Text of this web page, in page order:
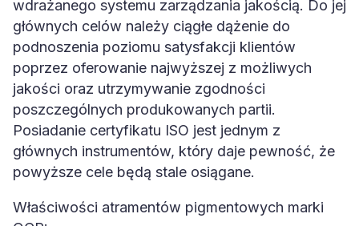
wdrażanego systemu zarządzania jakością. Do jej
głównych celów należy ciągłe dążenie do
podnoszenia poziomu satysfakcji klientów
poprzez oferowanie najwyższej z możliwych
jakości oraz utrzymywanie zgodności
poszczególnych produkowanych partii.
Posiadanie certyfikatu ISO jest jednym z
głównych instrumentów, który daje pewność, że
powyższe cele będą stale osiągane.
Właściwości atramentów pigmentowych marki